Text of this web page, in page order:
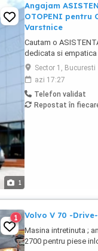
1
Angajam
OTOPENI pentru
Varstnice
Cautam o
dedicata si empatica
echipei noastre din
Camin de Persoane
ideal va fi
ingrijirilor medicale
monitorizarea starii
Sector 1, Bucuresti
azi 17:27
Telefon validat
Repostat în
1 Volvo V 70 -
Masina intretinuta ;
2700 pentru piese